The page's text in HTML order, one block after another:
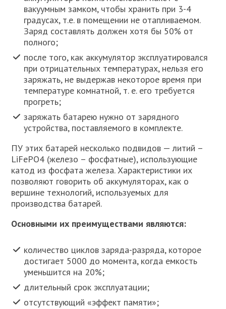
вакуумным замком, чтобы хранить при 3-4
градусах, т.е. в помещении не отапливаемом.
Заряд составлять должен хотя бы 50% от
полного;
после того, как аккумулятор эксплуатировался
при отрицательных температурах, нельзя его
заряжать, не выдержав некоторое время при
температуре комнатной, т. е. его требуется
прогреть;
заряжать батарею нужно от зарядного
устройства, поставляемого в комплекте.
ПУ этих батарей несколько подвидов — литий –
LiFePO4 (железо – фосфатные), использующие
катод из фосфата железа. Характеристики их
позволяют говорить об аккумуляторах, как о
вершине технологий, используемых для
производства батарей.
Основными их преимуществами являются:
количество циклов заряда-разряда, которое
достигает 5000 до момента, когда емкость
уменьшится на 20%;
длительный срок эксплуатации;
отсутствующий «эффект памяти»;